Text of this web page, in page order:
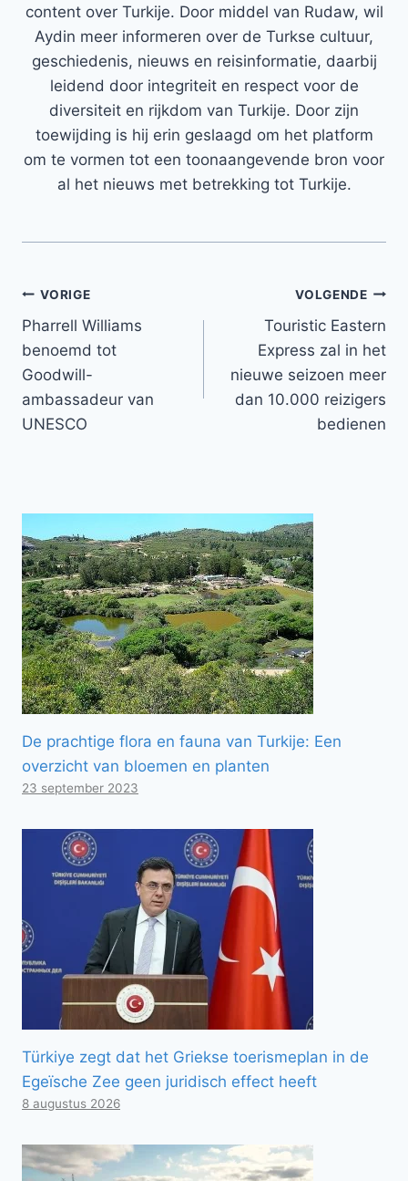
content over Turkije. Door middel van Rudaw, wil
Aydin meer informeren over de Turkse cultuur,
geschiedenis, nieuws en reisinformatie, daarbij
leidend door integriteit en respect voor de
diversiteit en rijkdom van Turkije. Door zijn
toewijding is hij erin geslaagd om het platform
om te vormen tot een toonaangevende bron voor
al het nieuws met betrekking tot Turkije.
Bericht
navigatie
VORIGE
Pharrell Williams
benoemd tot
Goodwill-
ambassadeur van
UNESCO
VOLGENDE
Touristic Eastern
Express zal in het
nieuwe seizoen meer
dan 10.000 reizigers
bedienen
De prachtige flora en fauna van Turkije: Een
overzicht van bloemen en planten
23 september 2023
Türkiye zegt dat het Griekse toerismeplan in de
Egeïsche Zee geen juridisch effect heeft
8 augustus 2026